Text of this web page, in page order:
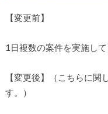
【変更前】
1日複数の案件を実施し
【変更後】（こちらに関
す。）